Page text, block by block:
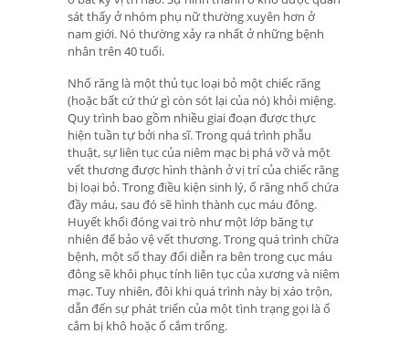
sát thấy ở nhóm phụ nữ thường xuyên hơn ở
nam giới. Nó thường xảy ra nhất ở những bệnh
nhân trên 40 tuổi.
Nhổ răng là một thủ tục loại bỏ một chiếc răng
(hoặc bất cứ thứ gì còn sót lại của nó) khỏi miệng.
Quy trình bao gồm nhiều giai đoạn được thực
hiện tuần tự bởi nha sĩ. Trong quá trình phẫu
thuật, sự liên tục của niêm mạc bị phá vỡ và một
vết thương được hình thành ở vị trí của chiếc răng
bị loại bỏ. Trong điều kiện sinh lý, ổ răng nhổ chứa
đầy máu, sau đó sẽ hình thành cục máu đông.
Huyết khối đóng vai trò như một lớp băng tự
nhiên để bảo vệ vết thương. Trong quá trình chữa
bệnh, một số thay đổi diễn ra bên trong cục máu
đông sẽ khôi phục tính liên tục của xương và niêm
mạc. Tuy nhiên, đôi khi quá trình này bị xáo trộn,
dẫn đến sự phát triển của một tình trạng gọi là ổ
cắm bị khô hoặc ổ cắm trống.